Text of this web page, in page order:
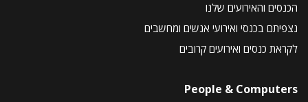
הכנסים והאירועים שלנו
נצפיתם בכנסי ואירועי אנשים ומחשבים
לקראת כנסים ואירועים קרובים
People & Computers